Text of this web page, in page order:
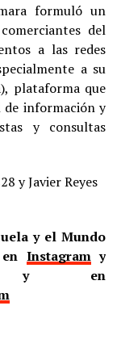
formuló un
del
a las redes
a su
plataforma que
información y
y consultas
y Javier Reyes
y el Mundo
Instagramy
en